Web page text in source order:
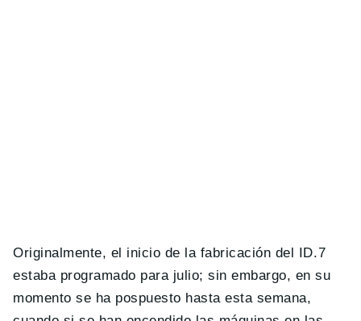
Originalmente, el inicio de la fabricación del ID.7
estaba programado para julio; sin embargo, en su
momento se ha pospuesto hasta esta semana,